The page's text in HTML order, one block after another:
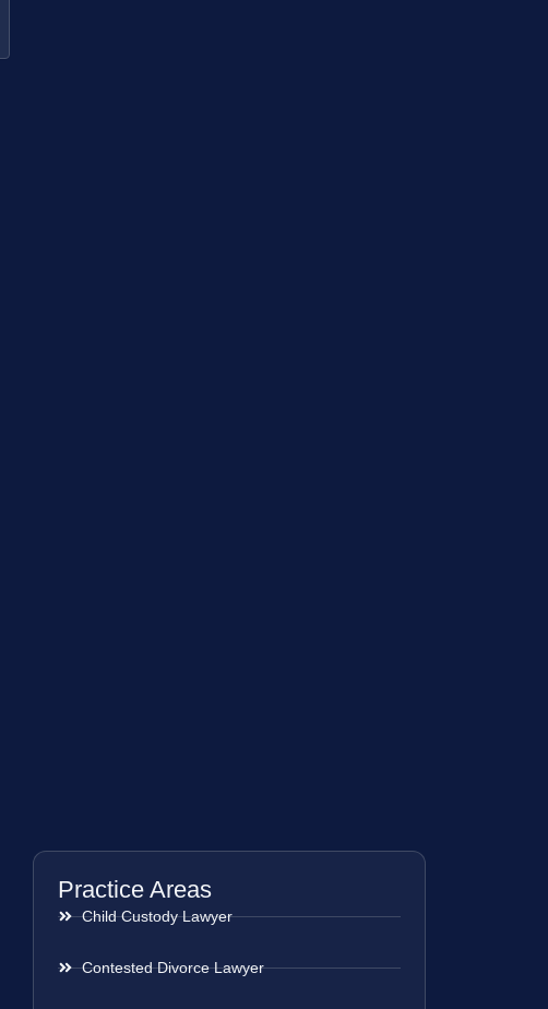
Practice Areas
Child Custody Lawyer
Contested Divorce Lawyer